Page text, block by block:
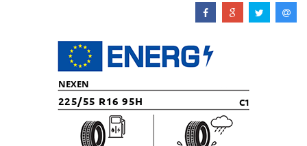
NEXEN
225/55 R16 95H C1